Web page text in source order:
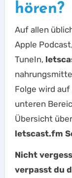
hören?
Auf allen
Apple
TuneIn,
Folge wird
unteren
Übersicht
letscast.fm
Nicht
verpasst du